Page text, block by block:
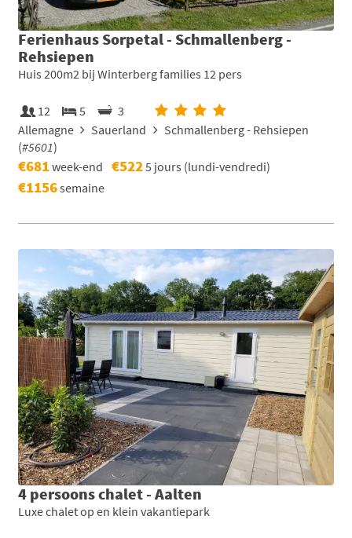
Ferienhaus Sorpetal - Schmallenberg -
Rehsiepen
Huis 200m2 bij Winterberg families 12 pers
12 5
3
Allemagne
Sauerland
Schmallenberg - Rehsiepen
(#5601)
€681week-end €5225 jours (lundi-vendredi)
€1156semaine
4 persoons chalet - Aalten
Luxe chalet op en klein vakantiepark